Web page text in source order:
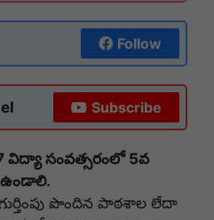
Follow
Subscribe
విద్యా సంవత్సరంలో 5వ
ఉండాలి.
గుర్తింపు పొందిన పాఠశాల లేదా